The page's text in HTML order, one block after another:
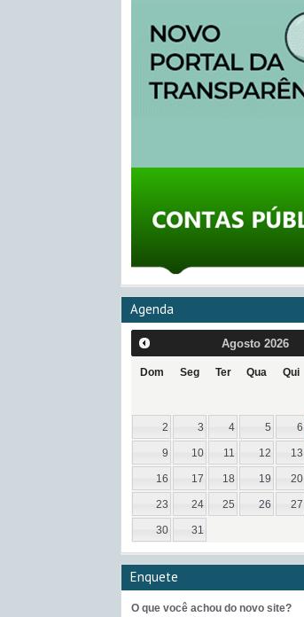
Agenda
Agosto 2026
Dom Seg Ter Qua Qui
2 3 4 5 6
9 10 11 12 13
16 17 18 19 20
23 24 25 26 27
30 31
Enquete
O que você achou do novo site?